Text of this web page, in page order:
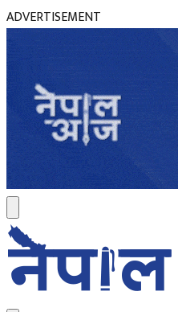
ADVERTISEMENT